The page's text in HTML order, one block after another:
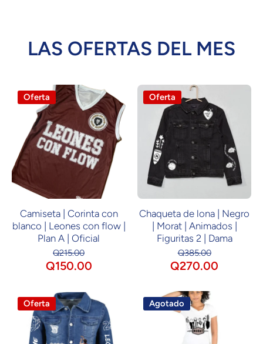
LAS OFERTAS DEL MES
Oferta
Camiseta | Corinta con
blanco | Leones con flow |
Plan A | Oficial
Q215.00
Q150.00
Oferta
Chaqueta de lona | Negro
| Morat | Animados |
Figuritas 2 | Dama
Q385.00
Q270.00
Oferta Agotado